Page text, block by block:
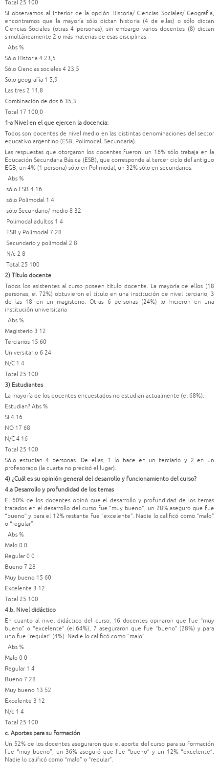
Total 25 100
Si observamos al interior de la opción Historia/ Ciencias Sociales/ Geografía,
encontramos que la mayoría sólo dictan historia (4 de ellas) o sólo dictan
Ciencias Sociales (otras 4 personas), sin embargo varios docentes (8) dictan
simultáneamente 2 o más materias de esas disciplinas.
Abs %
Sólo Historia 4 23,5
Sólo Ciencias sociales 4 23,5
Sólo geografía 1 5,9
Las tres 2 11,8
Combinación de dos 6 35,3
Total 17 100,0
1-a Nivel en el que ejercen la docencia:
Todos son docentes de nivel medio en las distintas denominaciones del sector
educativo argentino (ESB, Polimodal, Secundaria).
Las respuestas que otorgaron los docentes fueron: un 16% sólo trabaja en la
Educación Secundaria Básica (ESB), que corresponde al tercer ciclo del antiguo
EGB, un 4% (1 persona) sólo en Polimodal, un 32% sólo en secundarios.
Abs %
sólo ESB 4 16
sólo Polimodal 1 4
sólo Secundario/ medio 8 32
Polimodal adultos 1 4
ESB y Polimodal 7 28
Secundario y polimodal 2 8
N/c 2 8
Total 25 100
2) Título docente
Todos los asistentes al curso poseen título docente. La mayoría de ellos (18
personas, el 72%) obtuvieron el título en una institución de nivel terciario, 3
de las 18 en un magisterio. Otras 6 personas (24%) lo hicieron en una
institución universitaria
Abs %
Magisterio 3 12
Terciarios 15 60
Universitario 6 24
N/C 1 4
Total 25 100
3) Estudiantes
La mayoría de los docentes encuestados no estudian actualmente (el 68%).
Estudian? Abs %
Si 4 16
NO 17 68
N/C 4 16
Total 25 100
Sólo estudian 4 personas. De ellas, 1 lo hace en un terciario y 2 en un
profesorado (la cuarta no precisó el lugar).
4) ¿Cuál es su opinión general del desarrollo y funcionamiento del curso?
4.a Desarrollo y profundidad de los temas
El 60% de los docentes opinó que el desarrollo y profundidad de los temas
tratados en el desarrollo del curso fue “muy bueno”, un 28% aseguro que fue
“bueno” y para el 12% restante fue “excelente”. Nadie lo calificó como “malo”
o “regular”.
Abs %
Malo 0 0
Regular 0 0
Bueno 7 28
Muy bueno 15 60
Excelente 3 12
Total 25 100
4.b. Nivel didáctico
En cuanto al nivel didáctico del curso, 16 docentes opinaron que fue “muy
bueno” o “excelente” (el 64%), 7 aseguraron que fue “bueno” (28%) y para
uno fue “regular” (4%). Nadie lo calificó como “malo”.
Abs %
Malo 0 0
Regular 1 4
Bueno 7 28
Muy bueno 13 52
Excelente 3 12
N/c 1 4
Total 25 100
c. Aportes para su formación
Un 52% de los docentes aseguraron que el aporte del curso para su formación
fue “muy bueno”, un 36% aseguró que fue “bueno” y un 12% “excelente”.
Nadie lo calificó como “malo” o “regular”.